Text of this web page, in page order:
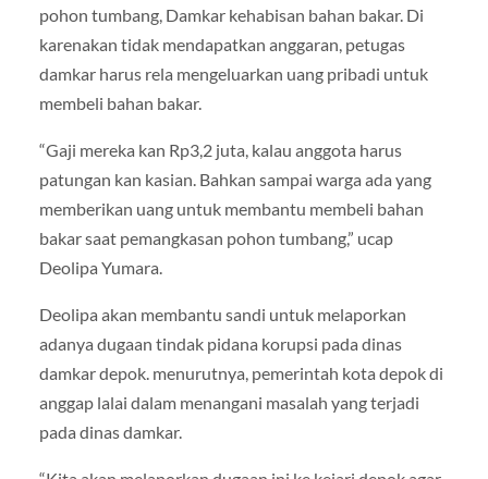
pohon tumbang, Damkar kehabisan bahan bakar. Di
karenakan tidak mendapatkan anggaran, petugas
damkar harus rela mengeluarkan uang pribadi untuk
membeli bahan bakar.
“Gaji mereka kan Rp3,2 juta, kalau anggota harus
patungan kan kasian. Bahkan sampai warga ada yang
memberikan uang untuk membantu membeli bahan
bakar saat pemangkasan pohon tumbang,” ucap
Deolipa Yumara.
Deolipa akan membantu sandi untuk melaporkan
adanya dugaan tindak pidana korupsi pada dinas
damkar depok. menurutnya, pemerintah kota depok di
anggap lalai dalam menangani masalah yang terjadi
pada dinas damkar.